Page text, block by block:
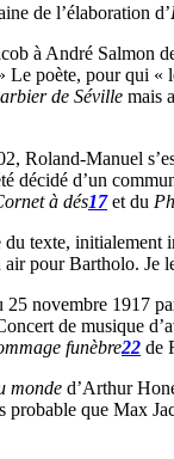
de l’élaboration d’
à André Salmon
Le poète, pour qui «
de Séville mais
Roland-Manuel
décidé d’un
à dés17et du
du texte, initialement
air pour Bartholo. Je
novembre 1917
de musique
funèbre22 de
monde d’Arthur
probable que Max